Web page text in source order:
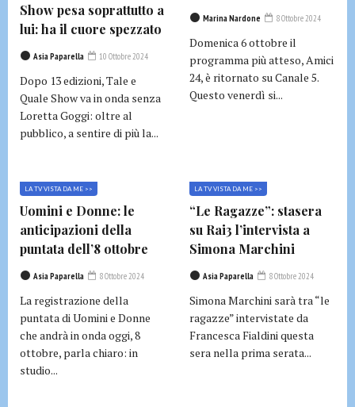
Show pesa soprattutto a
lui: ha il cuore spezzato
Asia Paparella 10 Ottobre 2024
Dopo 13 edizioni, Tale e
Quale Show va in onda senza
Loretta Goggi: oltre al
pubblico, a sentire di più la...
Marina Nardone 8 Ottobre 2024
Domenica 6 ottobre il
programma più atteso, Amici
24, è ritornato su Canale 5.
Questo venerdì si...
LA TV VISTA DA ME >>
Uomini e Donne: le
anticipazioni della
puntata dell’8 ottobre
Asia Paparella 8 Ottobre 2024
La registrazione della
puntata di Uomini e Donne
che andrà in onda oggi, 8
ottobre, parla chiaro: in
studio...
LA TV VISTA DA ME >>
“Le Ragazze”: stasera
su Rai3 l’intervista a
Simona Marchini
Asia Paparella 8 Ottobre 2024
Simona Marchini sarà tra “le
ragazze” intervistate da
Francesca Fialdini questa
sera nella prima serata...